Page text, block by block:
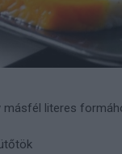
másfél literes